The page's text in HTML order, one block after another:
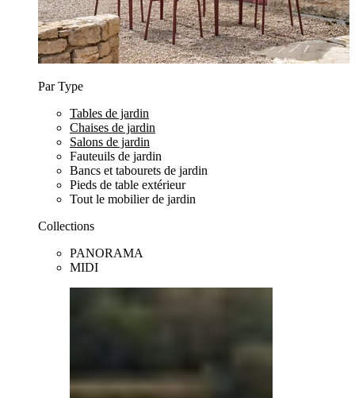
Par Type
Tables de jardin
Chaises de jardin
Salons de jardin
Fauteuils de jardin
Bancs et tabourets de jardin
Pieds de table extérieur
Tout le mobilier de jardin
Collections
PANORAMA
MIDI